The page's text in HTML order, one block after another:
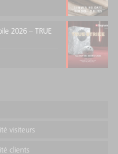
2026 – TRUE
visiteurs
clients